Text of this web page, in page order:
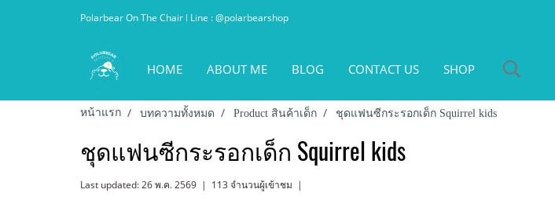
Polarbear On The Chair l Line : @polarbearshop
HOME ABOUT ME BLOG CONTACT US SHOP
หน้าแรก บทความทั้งหมด Product สินค้าเด็ก ชุดแฟนซีกระรอกเด็ก Squirrel kids
ชุดแฟนซีกระรอกเด็ก Squirrel kids
Last updated: 26 พ.ค. 2569 | 113 จำนวนผู้เข้าชม |